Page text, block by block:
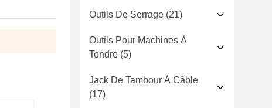
Outils De Serrage (21)
Outils Pour Machines À
Tondre (5)
Jack De Tambour À Câble
(17)